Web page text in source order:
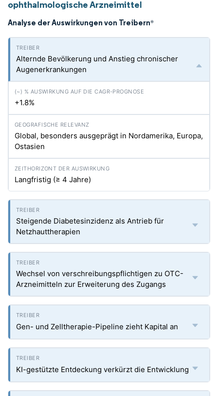
ophthalmologische Arzneimittel
Analyse der Auswirkungen von Treibern*
Alternde Bevölkerung und Anstieg chronischer
Augenerkrankungen
+1.8%
Global, besonders ausgeprägt in Nordamerika, Europa,
Ostasien
Langfristig (≥ 4 Jahre)
Steigende Diabetesinzidenz als Antrieb für
Netzhauttherapien
Wechsel von verschreibungspflichtigen zu OTC-
Arzneimitteln zur Erweiterung des Zugangs
Gen- und Zelltherapie-Pipeline zieht Kapital an
KI-gestützte Entdeckung verkürzt die Entwicklung